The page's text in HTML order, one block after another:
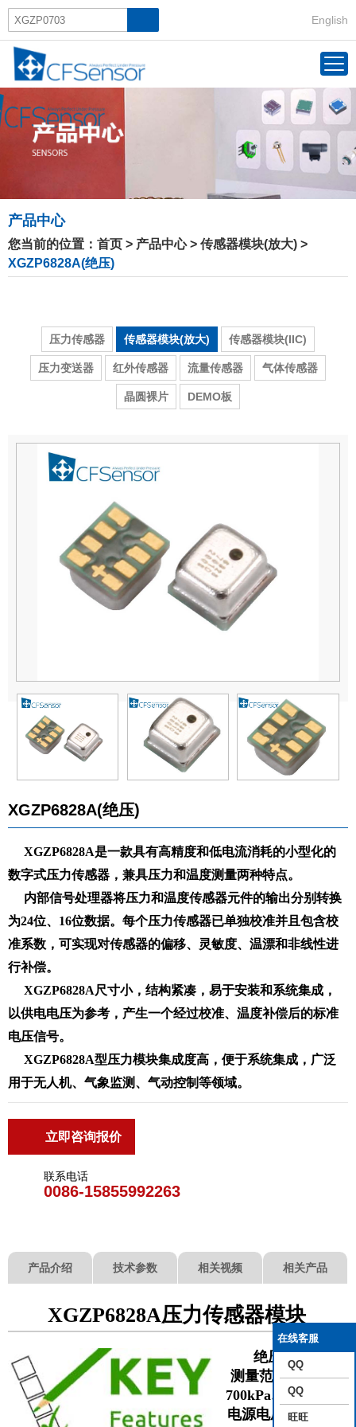
English
产品中心
您当前的位置： 首页 > 产品中心> 传感器模块(放大) >
XGZP6828A(绝压)
压力传感器 传感器模块(放大) 传感器模块(IIC)
压力变送器 红外传感器 流量传感器 气体传感器
晶圆裸片 DEMO板
XGZP6828A(绝压)
XGZP6828A是一款具有高精度和低电流消耗的小型化的
数字式压力传感器，兼具压力和温度测量两种特点。
内部信号处理器将压力和温度传感器元件的输出分别转换
为24位、16位数据。每个压力传感器已单独校准并且包含校
准系数，可实现对传感器的偏移、灵敏度、温漂和非线性进
行补偿。
XGZP6828A尺寸小，结构紧凑，易于安装和系统集成，
以供电电压为参考，产生一个经过校准、温度补偿后的标准
电压信号。
XGZP6828A型压力模块集成度高，便于系统集成，广泛
用于无人机、气象监测、气动控制等领域。
立即咨询报价
联系电话
0086-15855992263
产品介绍 技术参数 相关视频 相关产品
XGZP6828A压力传感器模块
绝压类型
测量范围0kPa～
700kPa…2500kPa
电源电压: 2.5V～
在线客服
QQ
QQ
旺旺